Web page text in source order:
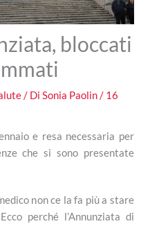
bloccati
/ DiSonia Paolin/ 16
e resa necessaria per
che si sono presentate
non ce la fa più a stare
perché l’Annunziata di